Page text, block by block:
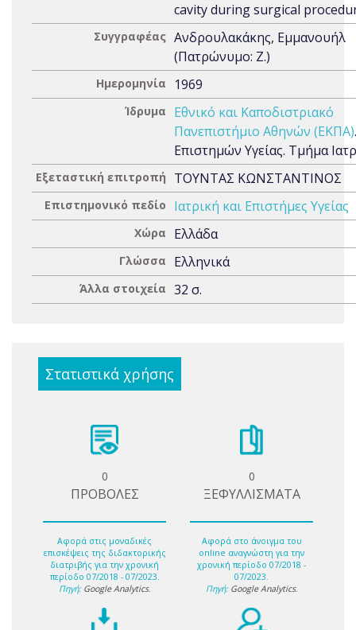
cavity during surgical
Συγγραφέας Ανδρουλακάκης, Εμμανουήλ
(Πατρώνυμο: Ζ.)
Ημερομηνία 1969
Ίδρυμα
Εθνικό και Καποδιστριακό
Πανεπιστήμιο Αθηνών (ΕΚΠΑ)
Επιστημών Υγείας. Τμήμα
Εξεταστική επιτροπή ΤΟΥΝΤΑΣ ΚΩΝΣΤΑΝΤΙΝΟΣ
Επιστημονικό πεδίο Ιατρική και Επιστήμες Υγείας
Χώρα Ελλάδα
Γλώσσα Ελληνικά
Άλλα στοιχεία 32 σ.
Στατιστικά χρήσης
0
ΠΡΟΒΟΛΕΣ
Αφορά στις μοναδικές
επισκέψεις της διδακτορικής
διατριβής για την χρονική
περίοδο 07/2018 - 07/2023.
Πηγή: Google Analytics.
0
ΞΕΦΥΛΛΙΣΜΑΤΑ
Αφορά στο άνοιγμα του
online αναγνώστη για την
χρονική περίοδο 07/2018 -
07/2023.
Πηγή: Google Analytics.